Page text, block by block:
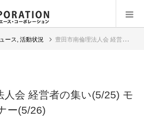
ース, 活動状況 豊田市南倫理法人会 経営者の集い(5/25) モーニングセミナー(5/26)
人会 経営者の集い(5/25) モ
ー(5/26)